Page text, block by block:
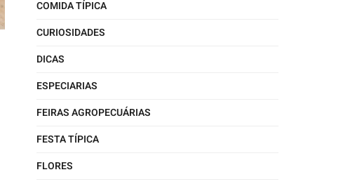
COMIDA TÍPICA
CURIOSIDADES
DICAS
ESPECIARIAS
FEIRAS AGROPECUÁRIAS
FESTA TÍPICA
FLORES